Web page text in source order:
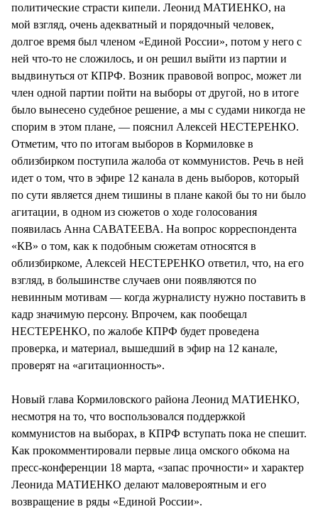
политические страсти кипели. Леонид МАТИЕНКО, на
мой взгляд, очень адекватный и порядочный человек,
долгое время был членом «Единой России», потом у него с
ней что-то не сложилось, и он решил выйти из партии и
выдвинуться от КПРФ. Возник правовой вопрос, может ли
член одной партии пойти на выборы от другой, но в итоге
было вынесено судебное решение, а мы с судами никогда не
спорим в этом плане, — пояснил Алексей НЕСТЕРЕНКО.
Отметим, что по итогам выборов в Кормиловке в
облизбирком поступила жалоба от коммунистов. Речь в ней
идет о том, что в эфире 12 канала в день выборов, который
по сути является днем тишины в плане какой бы то ни было
агитации, в одном из сюжетов о ходе голосования
появилась Анна САВАТЕЕВА. На вопрос корреспондента
«КВ» о том, как к подобным сюжетам относятся в
облизбиркоме, Алексей НЕСТЕРЕНКО ответил, что, на его
взгляд, в большинстве случаев они появляются по
невинным мотивам — когда журналисту нужно поставить в
кадр значимую персону. Впрочем, как пообещал
НЕСТЕРЕНКО, по жалобе КПРФ будет проведена
проверка, и материал, вышедший в эфир на 12 канале,
проверят на «агитационность».
Новый глава Кормиловского района Леонид МАТИЕНКО,
несмотря на то, что воспользовался поддержкой
коммунистов на выборах, в КПРФ вступать пока не спешит.
Как прокомментировали первые лица омского обкома на
пресс-конференции 18 марта, «запас прочности» и характер
Леонида МАТИЕНКО делают маловероятным и его
возвращение в ряды «Единой России».